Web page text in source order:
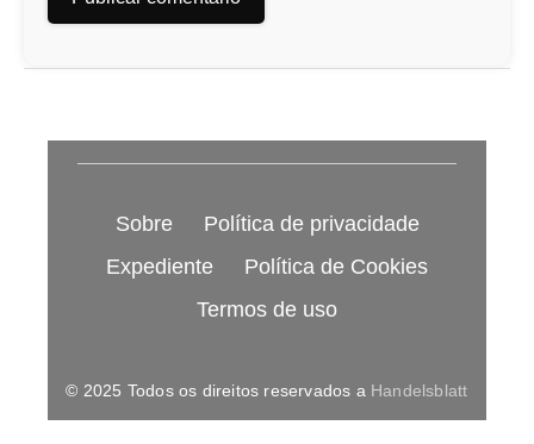
Sobre
Política de privacidade
Expediente
Política de Cookies
Termos de uso
© 2025 Todos os direitos reservados a Handelsblatt